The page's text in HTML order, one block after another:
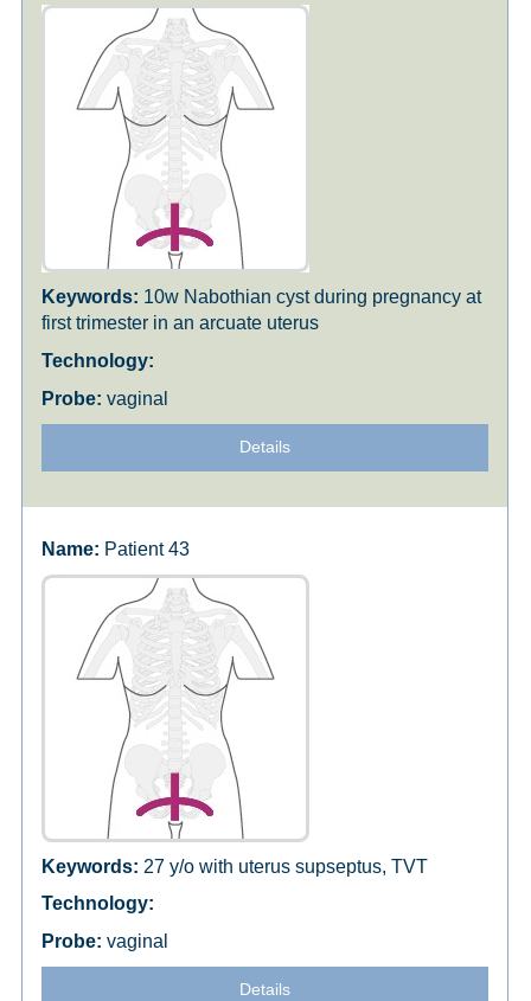
10w Nabothian cyst during pregnancy at
first trimester in an arcuate uterus
vaginal
Details
Patient 43
27 y/o with uterus supseptus, TVT
vaginal
Details